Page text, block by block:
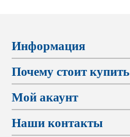
Информация
Почему стоит купить
Мой акаунт
Наши контакты